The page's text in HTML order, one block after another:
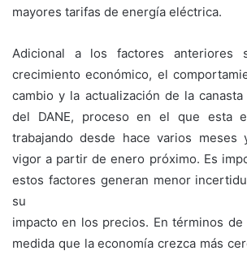
mayores tarifas de energía eléctrica.
Adicional a los factores anteriores
crecimiento económico, el
cambio y la actualización de la
del DANE, proceso en el que esta
trabajando desde hace varios meses
vigor a partir de enero próximo. Es
estos factores generan menor
su
impacto en los precios. En términos
medida que la economía crezca más